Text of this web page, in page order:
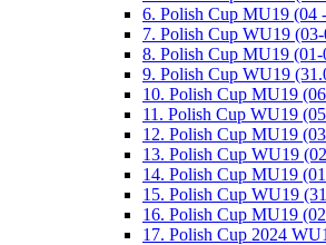
6. Polish Cup MU19 (04
7. Polish Cup WU19
8. Polish Cup MU19
9. Polish Cup WU19
10. Polish Cup MU19
11. Polish Cup WU19
12. Polish Cup MU19
13. Polish Cup WU19
14. Polish Cup MU19
15. Polish Cup WU19
16. Polish Cup MU19
17. Polish Cup 2024